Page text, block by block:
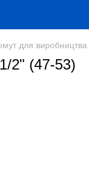
для
2" (47-53)